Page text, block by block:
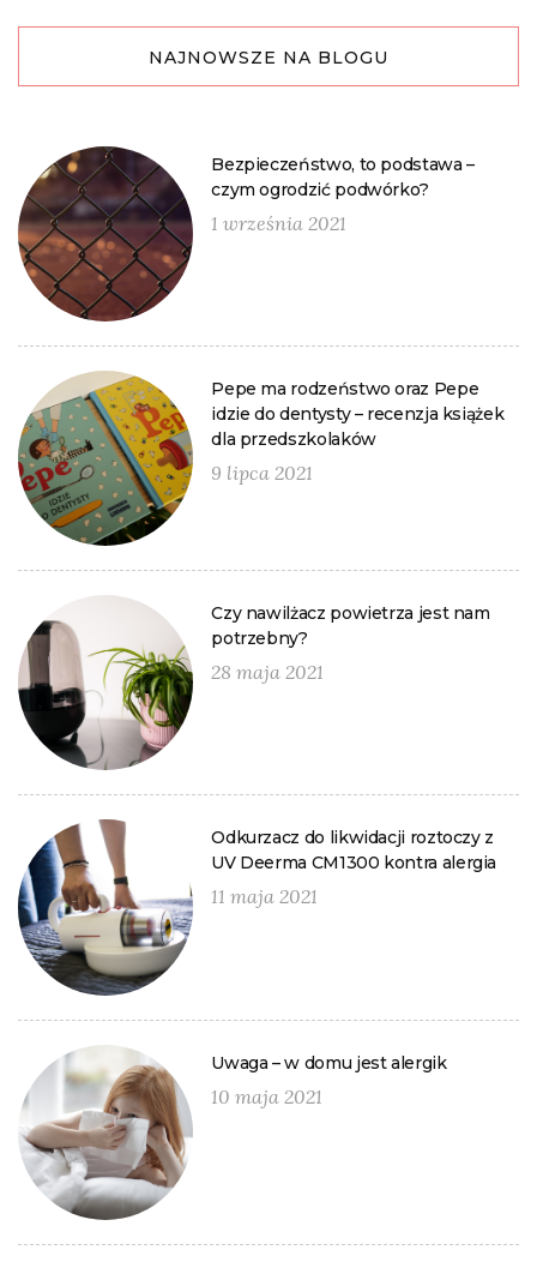
NAJNOWSZE NA BLOGU
Bezpieczeństwo, to podstawa –
czym ogrodzić podwórko?
1 września 2021
Pepe ma rodzeństwo oraz Pepe
idzie do dentysty – recenzja książek
dla przedszkolaków
9 lipca 2021
Czy nawilżacz powietrza jest nam
potrzebny?
28 maja 2021
Odkurzacz do likwidacji roztoczy z
UV Deerma CM1300 kontra alergia
11 maja 2021
Uwaga – w domu jest alergik
10 maja 2021